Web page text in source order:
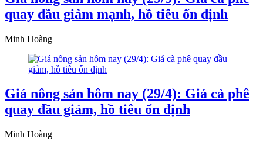
quay đầu giảm mạnh, hồ tiêu ổn định
Minh Hoàng
Giá nông sản hôm nay (29/4): Giá cà phê
quay đầu giảm, hồ tiêu ổn định
Minh Hoàng